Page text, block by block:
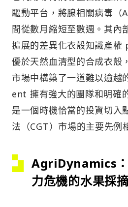
驅動平台，將腺相關病毒（
間從數月縮短至數週。其內
擴展的差異化衣殼知識產
優於天然血清型的合成衣殼
市場中構築了一道難以逾越
ent 擁有強大的團隊和明確
是一個時機恰當的投資切入
法（CGT）市場的主要先例
AgriDynamics
力危機的水果採